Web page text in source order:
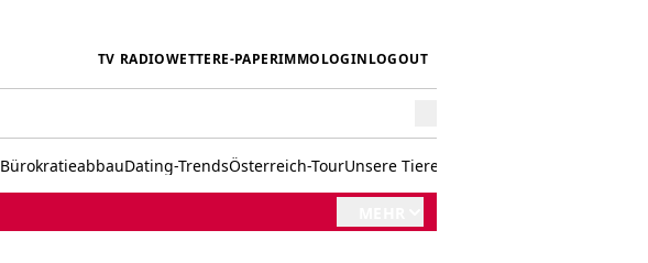
TV RADIOWETTERE-PAPERIMMOLOGINLOGOUT
BürokratieabbauDating-TrendsÖsterreich-TourUnsere Tiere